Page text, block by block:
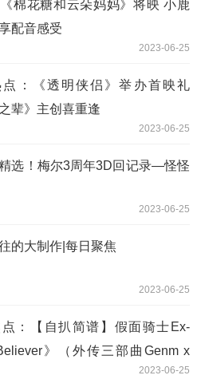
棉花糖和云朵妈妈》将映 小鹿
配音感受
2023-06-25
点：《透明侠侣》举办首映礼
之辈》主创喜重逢
2023-06-25
选！梅尔3周年3D回记录—怪怪
2023-06-25
的大制作|每日聚焦
2023-06-25
：【自扒简谱】假面骑士Ex-
》（外传三部曲Genm x
2023-06-25